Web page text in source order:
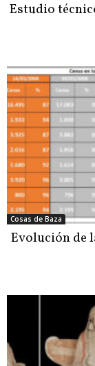
Estudio
Cosas de Baza
Evolución de